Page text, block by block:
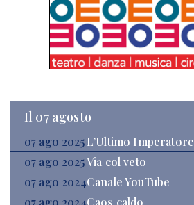
Il 07 agosto
07 ago 2025 L’Ultimo Imperatore
07 ago 2025Via col veto
07 ago 2024Canale YouTube
07 ago 2024Caos caldo